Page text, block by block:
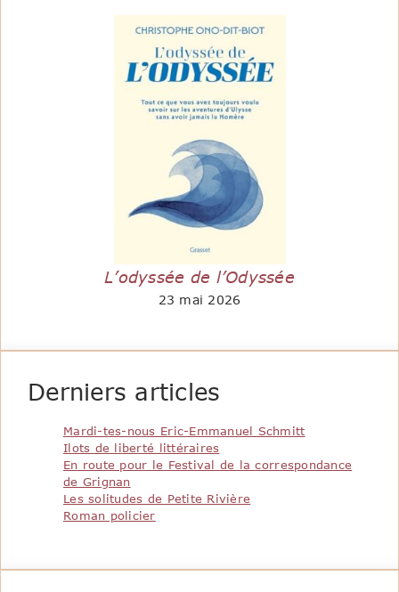
L’odyssée de l’Odyssée
23 mai 2026
Derniers articles
Mardi-tes-nous Eric-Emmanuel Schmitt
Ilots de liberté littéraires
En route pour le Festival de la correspondance
de Grignan
Les solitudes de Petite Rivière
Roman policier